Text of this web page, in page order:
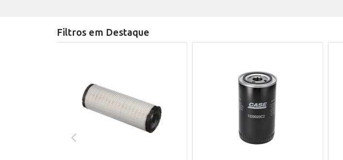
Filtros em Destaque